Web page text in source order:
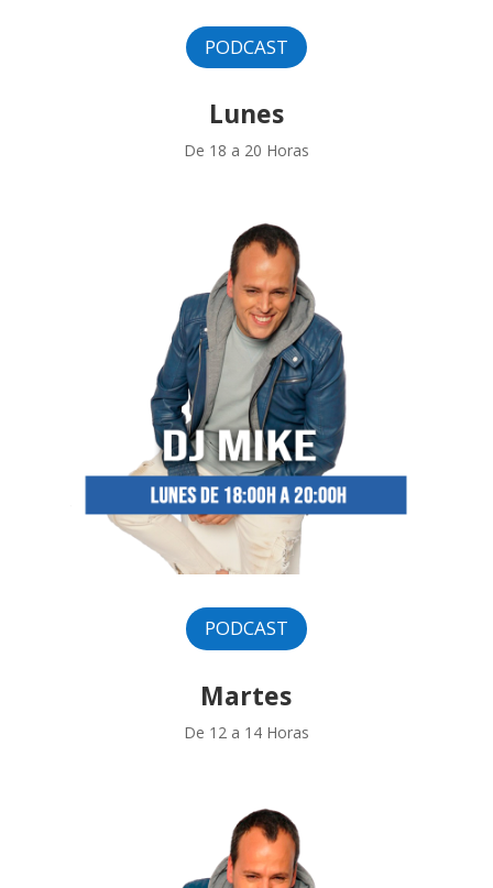
PODCAST
Lunes
De 18 a 20 Horas
PODCAST
Martes
De 12 a 14 Horas